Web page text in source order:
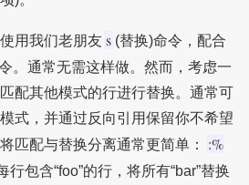
用我们老朋友 s (替换)命令，配合
。通常无需这样做。然而，考虑一
配其他模式的行进行替换。通常可
式，并通过反向引用保留你不希望
匹配与替换分离通常更简单：
:%
包含“foo”的行，将所有“bar”替换